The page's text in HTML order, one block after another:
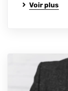
Voir plus